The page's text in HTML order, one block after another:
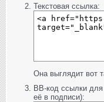
Текстовая ссылка:
Она выглядит вот
BB-код ссылки
её в подписи):